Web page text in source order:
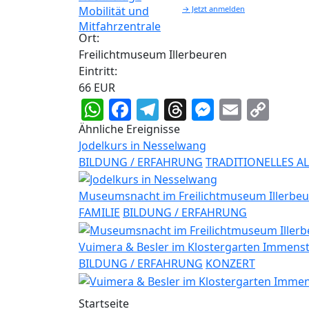
→ Jetzt anmelden
Ort:
Freilichtmuseum Illerbeuren
Eintritt:
66 EUR
WhatsApp
Facebook
Telegram
Threads
Email
Ähnliche Ereignisse
Jodelkurs in Nesselwang
BILDUNG / ERFAHRUNG TRADITIONELLES
Museumsnacht im Freilichtmuseum
FAMILIE BILDUNG / ERFAHRUNG
Vuimera & Besler im Klostergarten
BILDUNG / ERFAHRUNG KONZERT
Startseite